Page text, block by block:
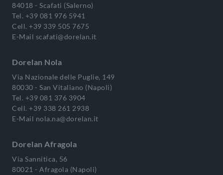
84018 - Scafati (Salerno)
Tel. +39 081 976 5941
Cell. +39 339 505 7675
E-Mail scafati@dorelan.it
Dorelan Nola
Via Nazionale delle Puglie, 149
80030 - San Vitaliano (Napoli)
Tel. +39 081 376 3904
Cell. +39 338 261 2938
E-Mail nola.na@dorelan.it
Dorelan Afragola
Via Sannitica, 56
80021 - Afragola (Napoli)